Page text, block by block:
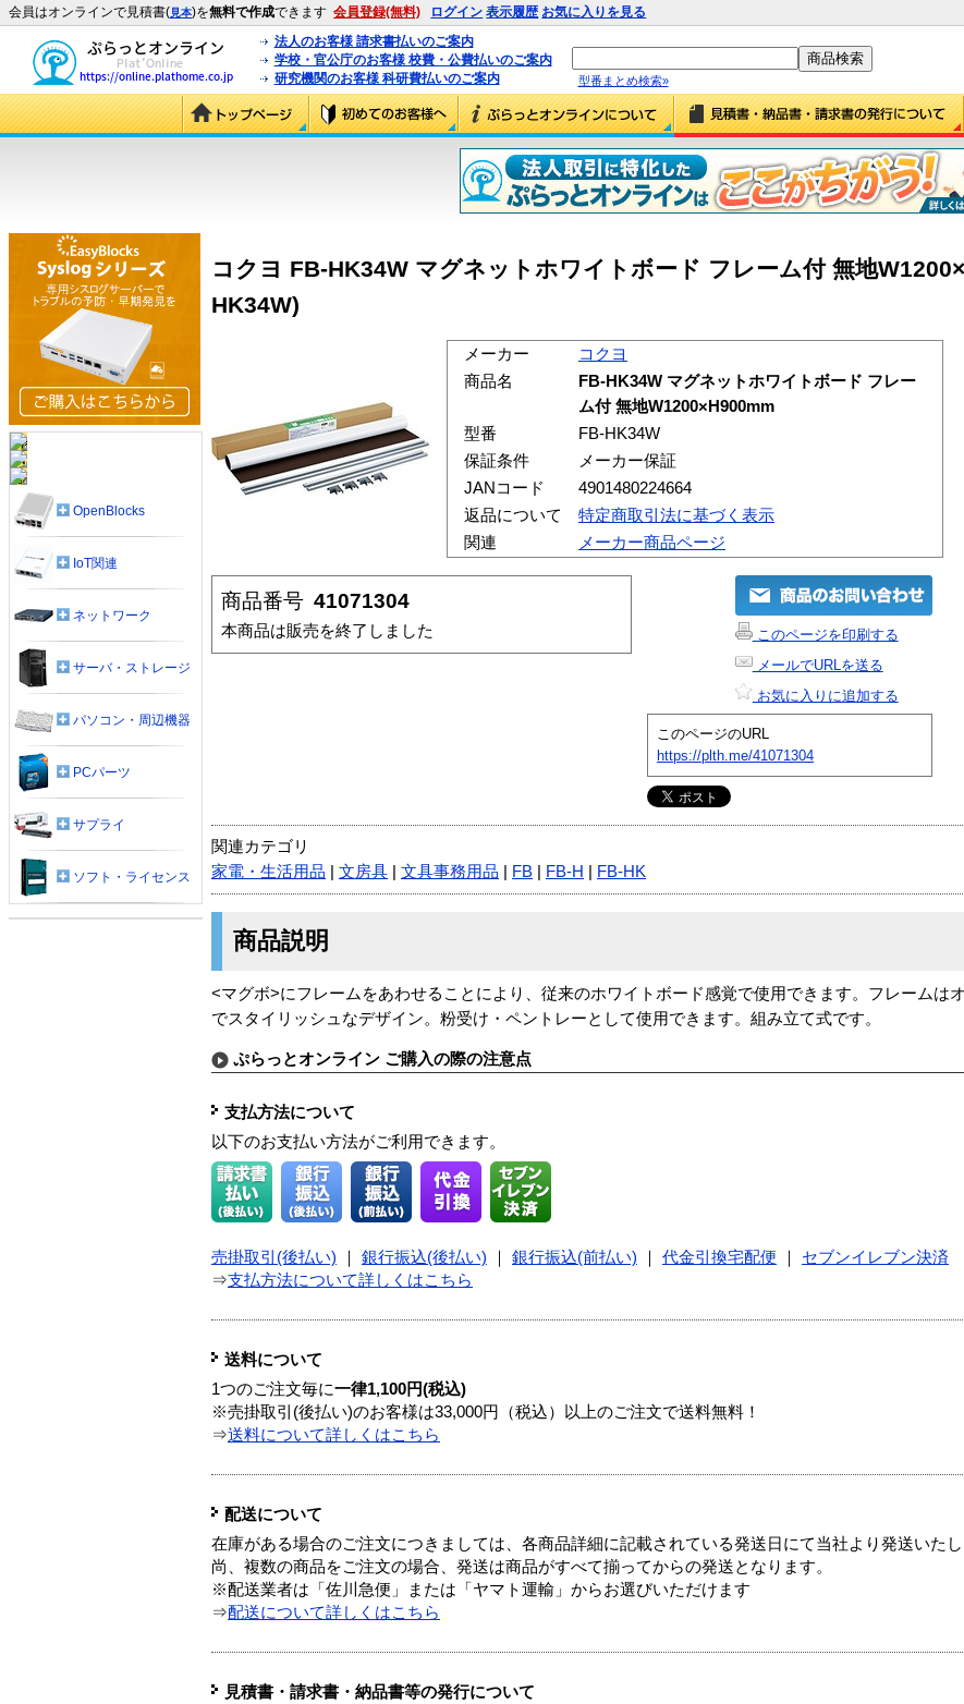
会員はオンラインで見積書(見本)を無料で作成できます 会員登録(無料) ログイン 表示履歴 お気に入りを見る
法人のお客様 請求書払いのご案内
学校・官公庁のお客様 校費・公費払いのご案内
研究機関のお客様 科研費払いのご案内
型番まとめ検索»
コクヨ FB-HK34W マグネットホワイトボード フレーム付 無地
HK34W)
メーカー
コクヨ
商品名
FB-HK34W マグネットホワイトボード フレー
ム付 無地W1200×H900mm
型番
FB-HK34W
保証条件
メーカー保証
JANコード
4901480224664
返品について
特定商取引法に基づく表示
関連
メーカー商品ページ
商品番号 41071304
本商品は販売を終了しました
このページを印刷する
メールでURLを送る
お気に入りに追加する
このページのURL
https://plth.me/41071304
関連カテゴリ
家電・生活用品
文房具 文具事務用品 FB FB-H FB-HK
商品説明
<マグボ>にフレームをあわせることにより、従来のホワイトボード感覚で使用できます。フレームは
でスタイリッシュなデザイン。粉受け・ペントレーとして使用できます。組み立て式です。
ぷらっとオンライン ご購入の際の注意点
支払方法について
以下のお支払い方法がご利用できます。
売掛取引(後払い) 銀行振込(後払い) 銀行振込(前払い) 代金引換宅配便
セブンイレブン決済
⇒支払方法について詳しくはこちら
送料について
1つのご注文毎に一律1,100円(税込)
※売掛取引(後払い)のお客様は33,000円（税込）以上のご注文で送料無料！
⇒送料について詳しくはこちら
配送について
在庫がある場合のご注文につきましては、各商品詳細に記載されている発送日にて当社より発送いたし
尚、複数の商品をご注文の場合、発送は商品がすべて揃ってからの発送となります。
※配送業者は「佐川急便」または「ヤマト運輸」からお選びいただけます
⇒配送について詳しくはこちら
見積書・請求書・納品書等の発行について
OpenBlocks
IoT関連
ネットワーク
サーバ・ストレージ
パソコン・周辺機器
PCパーツ
サプライ
ソフト・ライセンス